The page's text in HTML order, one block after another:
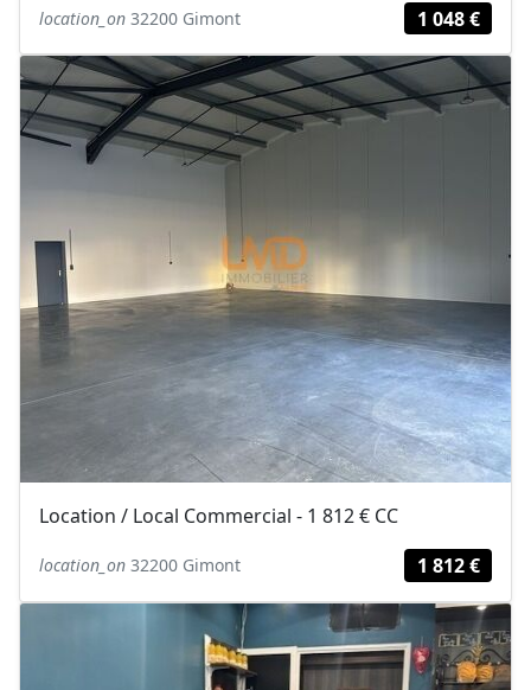
location_on 32200 Gimont 1 048 €
Location / Local Commercial - 1 812 € CC
location_on 32200 Gimont 1 812 €